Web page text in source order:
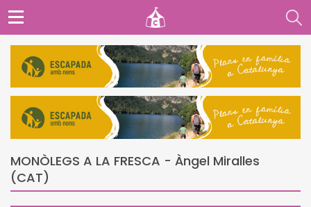
MONÒLEGS A LA FRESCA - Àngel Miralles
(CAT)